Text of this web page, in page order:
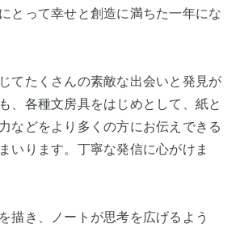
とって幸せと創造に満ちた一年にな
てたくさんの素敵な出会いと発見が
、各種文房具をはじめとして、紙と
などをより多くの方にお伝えできる
いります。丁寧な発信に心がけま
描き、ノートが思考を広げるよう